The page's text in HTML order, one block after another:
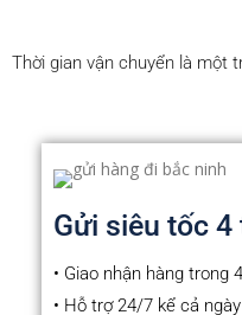
Thời gian vận chuyển là một
Gửi siêu tốc 4
• Giao nhận hàng trong
• Hỗ trợ 24/7 kể cả